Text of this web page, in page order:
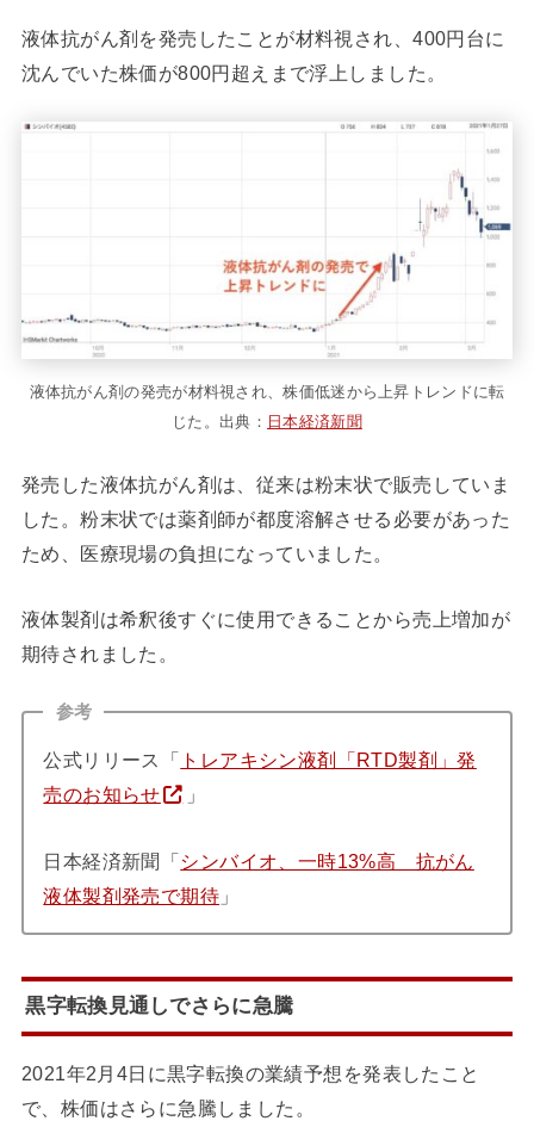
液体抗がん剤を発売したことが材料視され、400円台に
沈んでいた株価が800円超えまで浮上しました。
液体抗がん剤の発売が材料視され、株価低迷から上昇トレンドに転
じた。出典： 日本経済新聞
発売した液体抗がん剤は、従来は粉末状で販売していま
した。粉末状では薬剤師が都度溶解させる必要があった
ため、医療現場の負担になっていました。
液体製剤は希釈後すぐに使用できることから売上増加が
期待されました。
参考
公式リリース「 トレアキシン液剤「RTD製剤」発
売のお知らせ
」
日本経済新聞「シンバイオ、一時13%高 抗がん
液体製剤発売で期待 」
黒字転換見通しでさらに急騰
2021年2月4日に黒字転換の業績予想を発表したこと
で、株価はさらに急騰しました。